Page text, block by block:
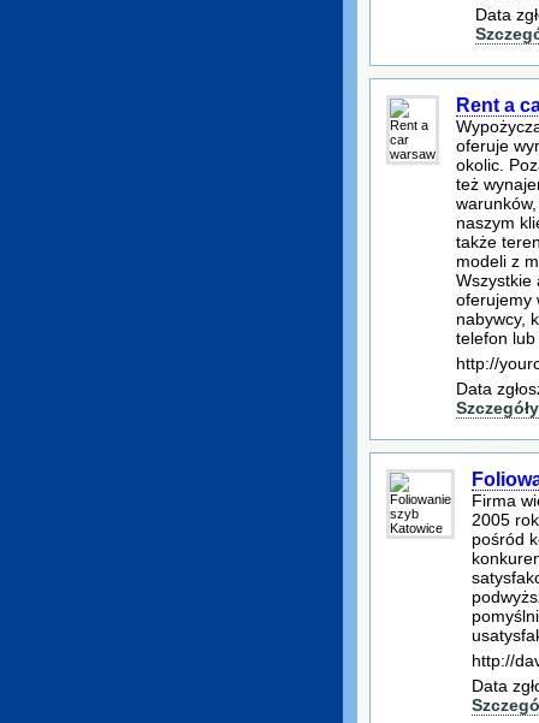
Data
Rent a
oferuje
okolic.
też
naszym
także
modeli z
Wszystkie
oferujemy
nabywcy,
telefon
http://
Data
Szczegóły
Firma
2005
pośród
http://
Data